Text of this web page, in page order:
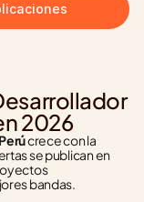
2026
crece con la
bandas.